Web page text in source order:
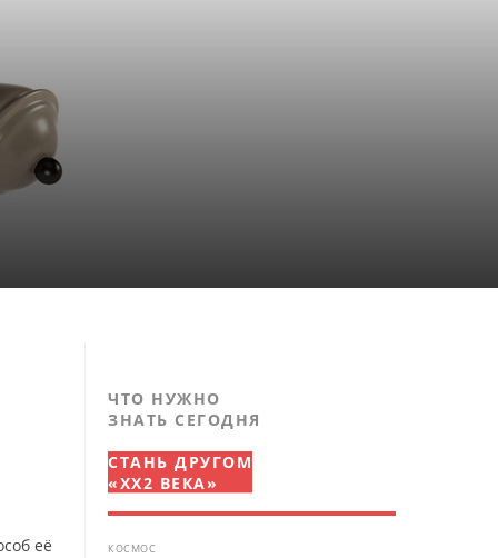
её
ЧТО НУЖНО
ЗНАТЬ СЕГОДНЯ
СТАНЬ ДРУГОМ
«XX2 ВЕКА»
КОСМОС